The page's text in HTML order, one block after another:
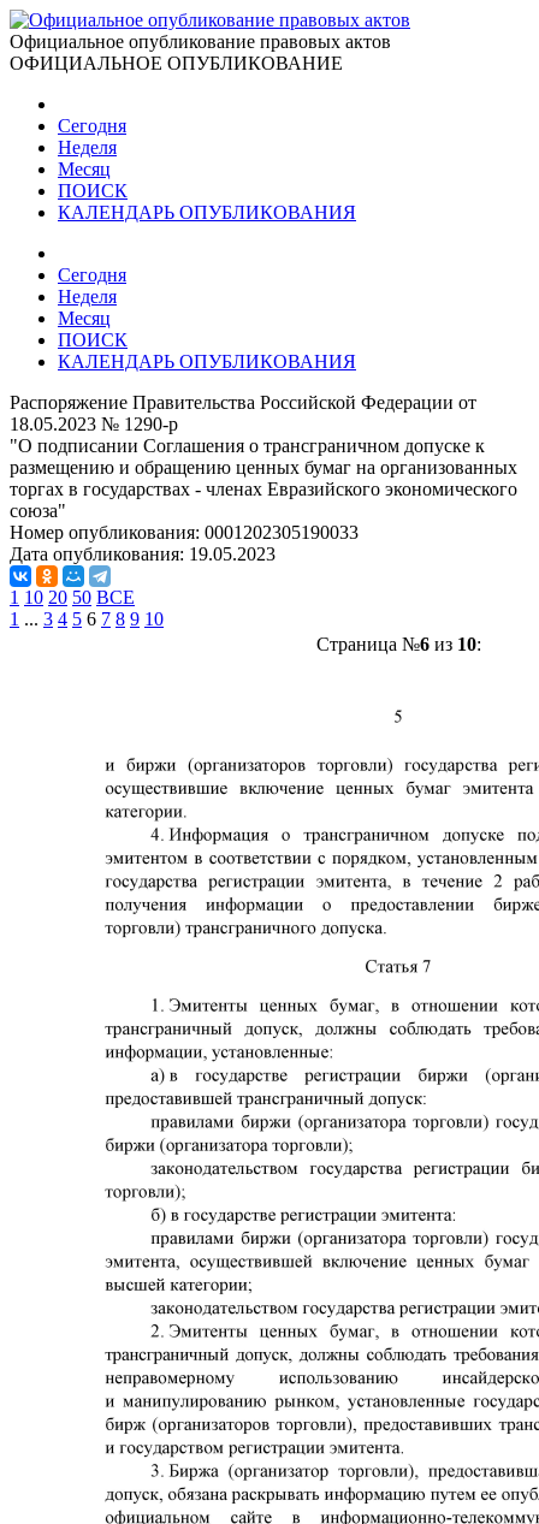
Официальное опубликование правовых актов
ОФИЦИАЛЬНОЕ ОПУБЛИКОВАНИЕ
Сегодня
Неделя
Месяц
ПОИСК
КАЛЕНДАРЬ ОПУБЛИКОВАНИЯ
Сегодня
Неделя
Месяц
ПОИСК
КАЛЕНДАРЬ ОПУБЛИКОВАНИЯ
Распоряжение Правительства Российской Федерации от
18.05.2023 № 1290-р
"О подписании Соглашения о трансграничном допуске к
размещению и обращению ценных бумаг на организованных
торгах в государствах - членах Евразийского экономического
союза"
Номер опубликования: 0001202305190033
Дата опубликования: 19.05.2023
1 10 20 50 ВСЕ
1 ... 3 4 5 6 7 8 9 10
Страница №6из 10: